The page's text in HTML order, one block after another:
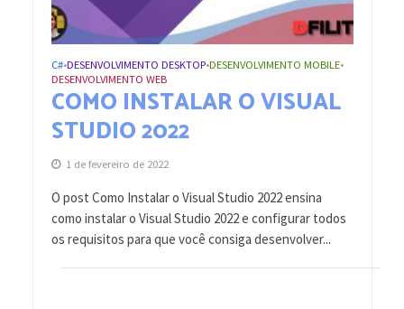
C#•DESENVOLVIMENTO DESKTOP•DESENVOLVIMENTO MOBILE•
DESENVOLVIMENTO WEB
COMO INSTALAR O VISUAL
STUDIO 2022
1 de fevereiro de 2022
O post Como Instalar o Visual Studio 2022 ensina
como instalar o Visual Studio 2022 e configurar todos
os requisitos para que você consiga desenvolver...